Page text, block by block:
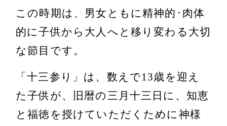
この時期は、男女ともに精神的･肉体
的に子供から大人へと移り変わる大切
な節目です。
「十三参り」は、数えで13歳を迎え
た子供が、旧暦の三月十三日に、知恵
と福徳を授けていただくために神様